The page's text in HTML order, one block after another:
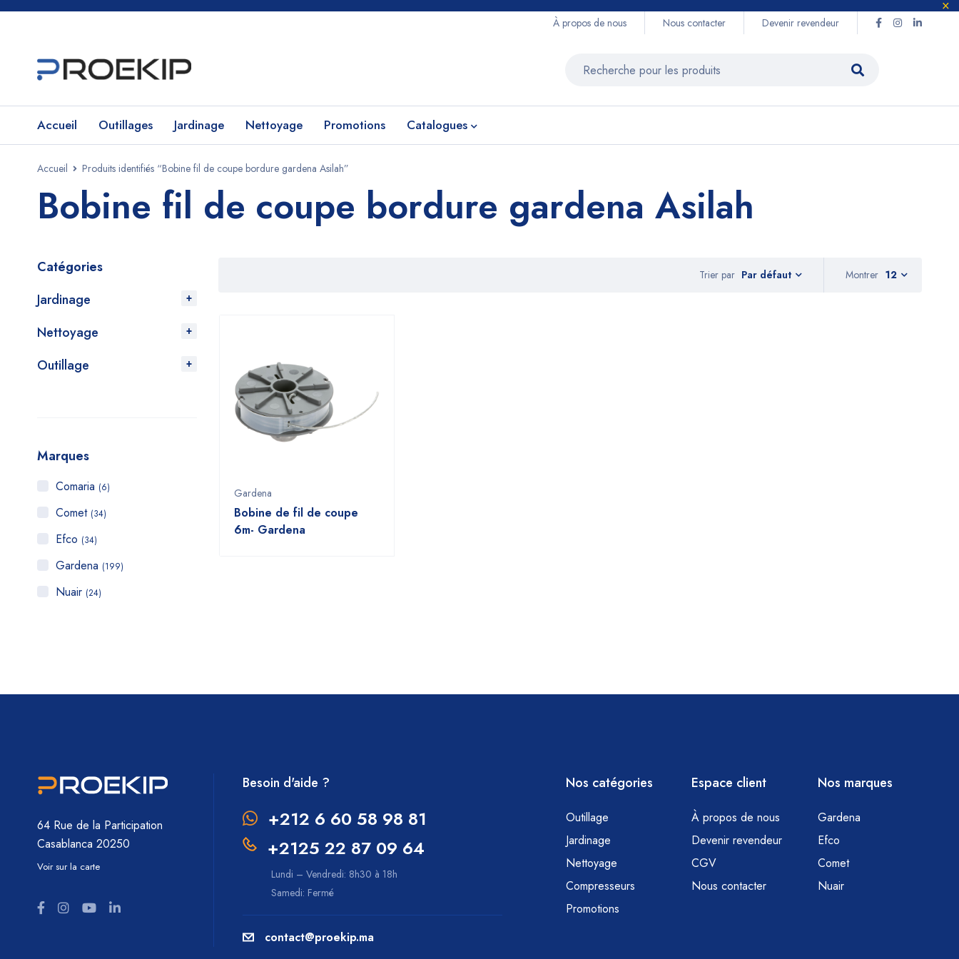
À propos de nous Nous contacter Devenir revendeur
Accueil Outillages Jardinage Nettoyage Promotions Catalogues
Accueil Produits identifiés “Bobine fil de coupe bordure gardena Asilah”
Bobine fil de coupe bordure gardena Asilah
Catégories
Jardinage
Nettoyage
Outillage
Marques
Comaria (6)
Comet (34)
Efco (34)
Gardena (199)
Nuair (24)
Trier par Par défaut Montrer 12
Gardena
Bobine de fil de coupe
6m- Gardena
64 Rue de la Participation
Casablanca 20250
Voir sur la carte
Besoin d'aide ?
+212 6 60 58 98 81
+2125 22 87 09 64
Lundi – Vendredi: 8h30 à 18h
Samedi: Fermé
contact@proekip.ma
Nos catégories
Outillage
Jardinage
Nettoyage
Compresseurs
Promotions
Espace client
À propos de nous
Devenir revendeur
CGV
Nous contacter
Nos marques
Gardena
Efco
Comet
Nuair